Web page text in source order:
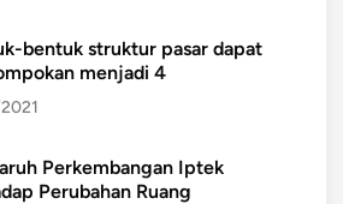
bentuk struktur pasar dapat
menjadi 4
Perkembangan Iptek
Perubahan Ruang